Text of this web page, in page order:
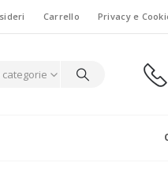
Carrello Privacy e